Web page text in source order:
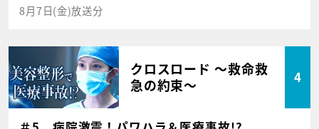
8月7日(金)放送分
クロスロード ～救命救
急の約束～
4